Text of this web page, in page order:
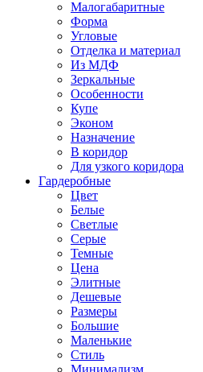
Малогабаритные
Форма
Угловые
Отделка и материал
Из МДФ
Зеркальные
Особенности
Купе
Эконом
Назначение
В коридор
Для узкого коридора
Гардеробные
Цвет
Белые
Светлые
Серые
Темные
Цена
Элитные
Дешевые
Размеры
Большие
Маленькие
Стиль
Минимализм